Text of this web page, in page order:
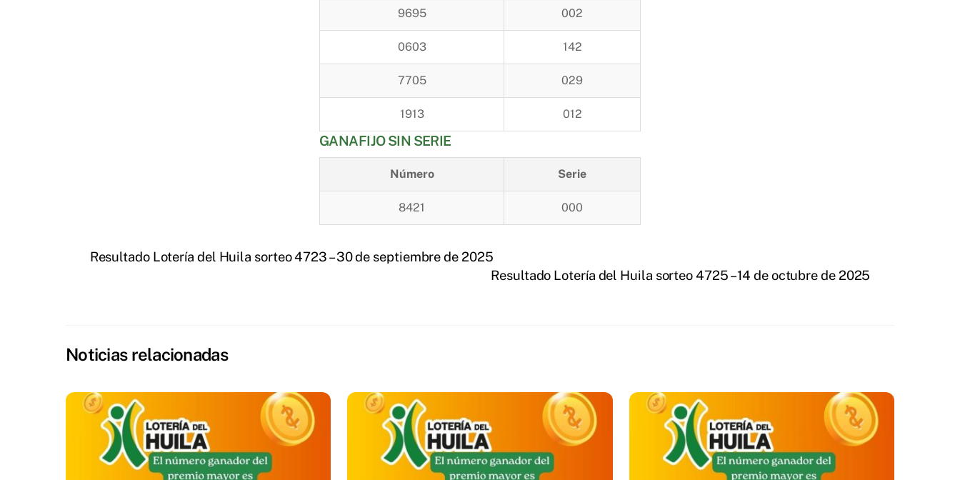
9695 002
0603 142
7705 029
1913 012
GANAFIJO SIN SERIE
Número Serie
8421 000
Resultado Lotería del Huila sorteo 4723 – 30 de septiembre de 2025
Resultado Lotería del Huila sorteo 4725 – 14 de octubre de 2025
Noticias relacionadas